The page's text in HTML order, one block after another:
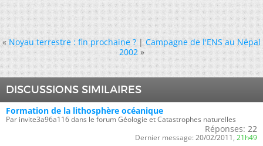
« Noyau terrestre : fin prochaine ?|Campagne de l'ENS au Népal
2002 »
DISCUSSIONS SIMILAIRES
Formation de la lithosphère océanique
Par invite3a96a116 dans le forum Géologie et Catastrophes naturelles
Réponses: 22
Dernier message: 20/02/2011, 21h49